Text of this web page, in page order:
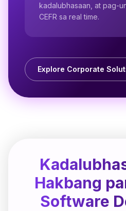
kadalubhasaan, at pag-
CEFR sa real time.
Explore Corporate
Hakbang
Software